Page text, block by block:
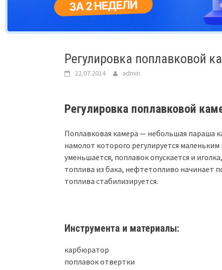
Регулировка поплавковой
22.07.2014 admin
Регулировка поплавковой
Поплавковая камера — небольшая параша
намолот которого регулируется
уменьшается, поплавок опускается и
топлива из бака, нефтетопливо начинает
топлива стабилизируется.
Инструмента и материалы:
карбюратор
поплавок отвертки